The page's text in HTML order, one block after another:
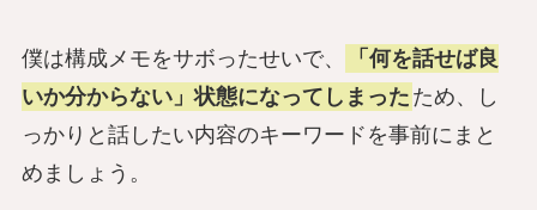
僕は構成メモをサボったせいで、
「何を話せば良
いか分からない」状態になってしまった ため、し
っかりと話したい内容のキーワードを事前にまと
めましょう。